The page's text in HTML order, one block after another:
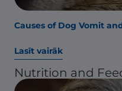
Causes of Dog Vomit
Lasīt vairāk
Nutrition and